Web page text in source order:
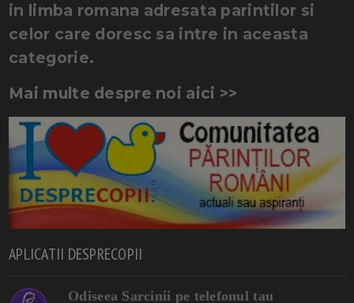
in limba romana adresata parintilor si
celor care doresc sa intre in aceasta
categorie.
Mai multe despre noi aici >>
APLICATII DESPRECOPII
Odiseea Sarcinii pe telefonul tau